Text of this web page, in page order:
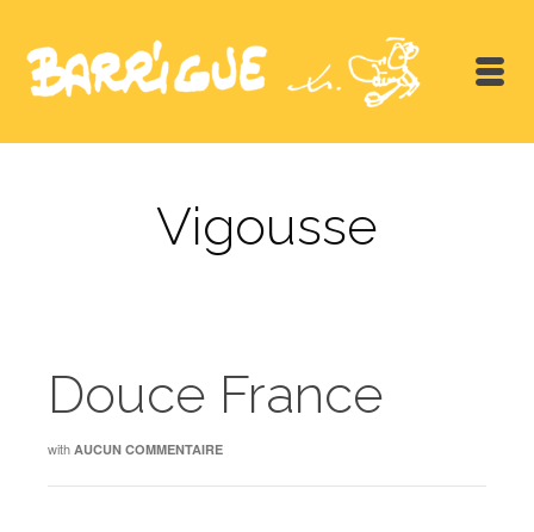
Vigousse
Douce France
with AUCUN COMMENTAIRE